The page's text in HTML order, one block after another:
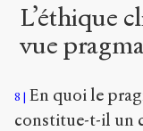
L’éthique
vue
8
En quoi le
constitue-t-il un